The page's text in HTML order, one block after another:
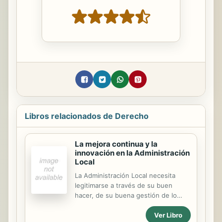
Libros relacionados de Derecho
La mejora continua y la
innovación en la Administración
Local
La Administración Local necesita
legitimarse a través de su buen
hacer, de su buena gestión de lo
público y de la calidad en los
servicios públicos que presta. Para
Ver Libro